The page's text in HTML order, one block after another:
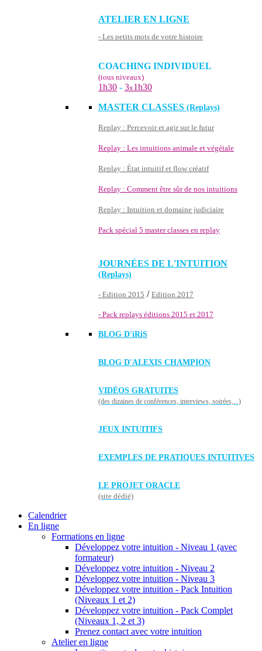
ATELIER EN LIGNE
- Les petits mots de votre histoire
COACHING INDIVIDUEL
(tous niveaux)
1h30 - 3x1h30
MASTER CLASSES (Replays)
Replay : Percevoir et agir sur le futur
Replay : Les intuitions animale et végétale
Replay : État intuitif et flow créatif
Replay : Comment être sûr de nos intuitions
Replay : Intuition et domaine judiciaire
Pack spécial 5 master classes en replay
JOURNÉES DE L'INTUITION
(Replays)
- Edition 2015 / Edition 2017
- Pack replays éditions 2015 et 2017
BLOG D'iRiS
BLOG D'ALEXIS CHAMPION
VIDÉOS GRATUITES
(des dizaines de conférences, interviews, soirées,...)
JEUX INTUITIFS
EXEMPLES DE PRATIQUES INTUITIVES
LE PROJET ORACLE
(site dédié)
Calendrier
En ligne
Formations en ligne
Développez votre intuition - Niveau 1 (avec
formateur)
Développez votre intuition - Niveau 2
Développez votre intuition - Niveau 3
Développez votre intuition - Pack Intuition
(Niveaux 1 et 2)
Développez votre intuition - Pack Complet
(Niveaux 1, 2 et 3)
Prenez contact avec votre intuition
Atelier en ligne